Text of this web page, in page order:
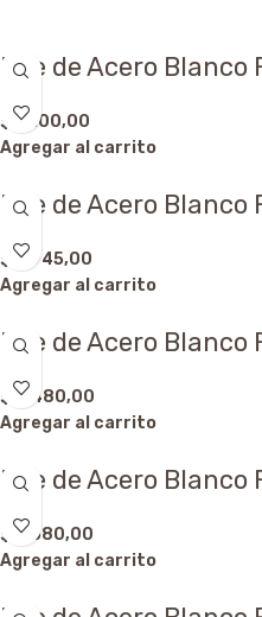
Dije de Acero Blanco
$ 3.100,00
Agregar al carrito
Dije de Acero Blanco
$ 2.945,00
Agregar al carrito
Dije de Acero Blanco
$ 2.480,00
Agregar al carrito
Dije de Acero Blanco
$ 5.580,00
Agregar al carrito